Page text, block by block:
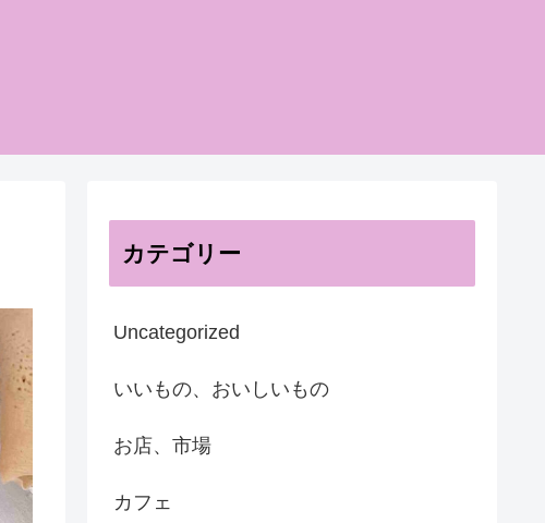
カテゴリー
Uncategorized
いいもの、おいしいもの
お店、市場
カフェ